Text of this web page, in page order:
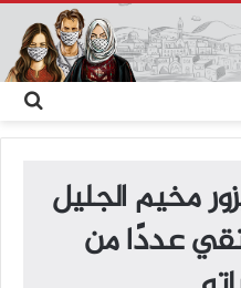
عن
مخيم الجليل
عددًا من